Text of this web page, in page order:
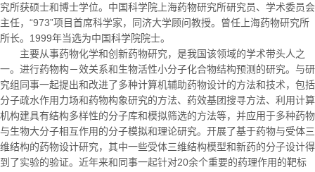
究所获硕士和博士学位。中国科学院上海药物研究所研究员、学术委员会
主任，“973”项目首席科学家，同济大学顾问教授。曾任上海药物研究所
所长。 1999年当选为中国科学院院士。
主要从事药物化学和创新药物研究，是我国该领域的学术带头人之
一。进行药物构－效关系和生物活性小分子化合物结构预测的研究。与研
究组同事一起提出和改进了多种计算机辅助药物设计的方法和技术，包括
分子疏水作用力场和药物构象研究的方法、药效基团搜寻方法、利用计算
机构建具有结构多样性的分子库和模拟筛选的方法等，并应用于多种药物
与生物大分子相互作用的分子模拟和理论研究。开展了基于药物与受体三
维结构的药物设计研究，其中一些受体三维结构模型和新药的分子设计得
到了实验的验证。近年来和同事一起针对20余个重要的药理作用的靶标